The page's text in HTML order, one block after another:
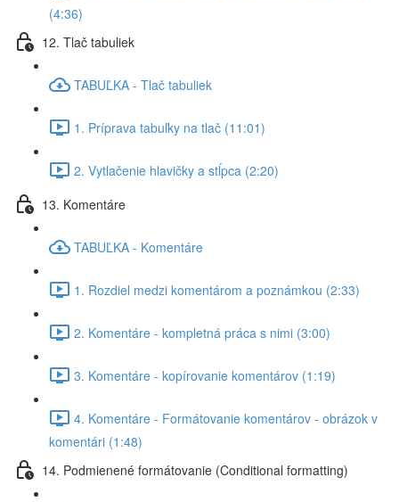
(4:36)
12. Tlač tabuliek
TABUĽKA - Tlač tabuliek
1. Príprava tabuľky na tlač (11:01)
2. Vytlačenie hlavičky a stĺpca (2:20)
13. Komentáre
TABUĽKA - Komentáre
1. Rozdiel medzi komentárom a poznámkou (2:33)
2. Komentáre - kompletná práca s nimi (3:00)
3. Komentáre - kopírovanie komentárov (1:19)
4. Komentáre - Formátovanie komentárov - obrázok v
komentári (1:48)
14. Podmienené formátovanie (Conditional formatting)